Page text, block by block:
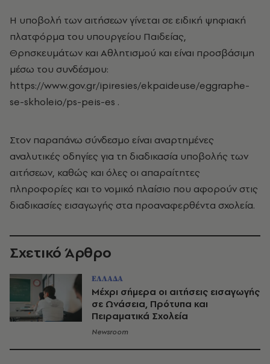
Η υποβολή των αιτήσεων γίνεται σε ειδική ψηφιακή
πλατφόρμα του υπουργείου Παιδείας,
Θρησκευμάτων και Αθλητισμού και είναι προσβάσιμη
μέσω του συνδέσμου:
https://www.gov.gr/ipiresies/ekpaideuse/eggraphe-
se-skholeio/ps-peis-es .
Στον παραπάνω σύνδεσμο είναι αναρτημένες
αναλυτικές οδηγίες για τη διαδικασία υποβολής των
αιτήσεων, καθώς και όλες οι απαραίτητες
πληροφορίες και το νομικό πλαίσιο που αφορούν στις
διαδικασίες εισαγωγής στα προαναφερθέντα σχολεία.
Σχετικό Άρθρο
ΕΛΛΑΔΑ
Μέχρι σήμερα οι αιτήσεις εισαγωγής
σε Ωνάσεια, Πρότυπα και
Πειραματικά Σχολεία
Newsroom